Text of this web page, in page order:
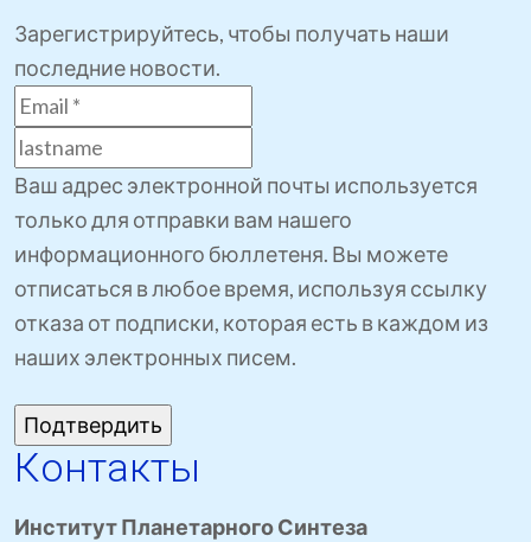
Зарегистрируйтесь, чтобы получать наши
последние новости.
Ваш адрес электронной почты используется
только для отправки вам нашего
информационного бюллетеня. Вы можете
отписаться в любое время, используя ссылку
отказа от подписки, которая есть в каждом из
наших электронных писем.
Контакты
Институт Планетарного Синтеза